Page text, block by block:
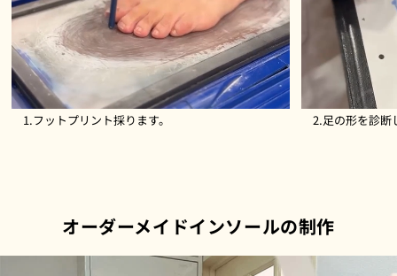
1.フットプリント採ります。 2.足の形を診断
オーダーメイドインソールの制作